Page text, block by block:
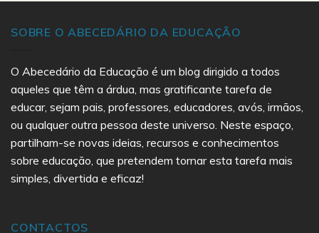
SOBRE O ABECEDÁRIO DA EDUCAÇÃO
O Abecedário da Educação é um blog dirigido a todos
aqueles que têm a árdua, mas gratificante tarefa de
educar, sejam pais, professores, educadores, avós, irmãos,
ou qualquer outra pessoa deste universo. Neste espaço,
partilham-se novas ideias, recursos e conhecimentos
sobre educação, que pretendem tornar esta tarefa mais
simples, divertida e eficaz!
CONTACTOS